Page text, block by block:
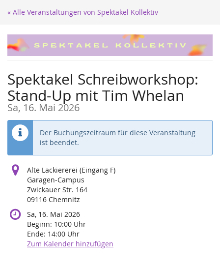
Zum
springen
« Alle Veranstaltungen von Spektakel Kollektiv
Spektakel Schreibworkshop:
Stand-Up mit Tim Whelan
Sa, 16. Mai 2026
Der Buchungszeitraum für diese Veranstaltung
ist beendet.
Alte Lackiererei (Eingang F)
Garagen-Campus
Zwickauer Str. 164
09116 Chemnitz
Sa, 16. Mai 2026
Beginn: 10:00 Uhr
Ende: 14:00 Uhr
Zum Kalender hinzufügen